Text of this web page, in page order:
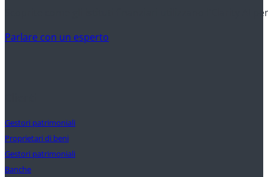
Scoprite come gli istituti finanziari utilizzano l'Clarity AI
Parlare con un esperto
Gestori patrimoniali
Proprietari di beni
Gestori patrimoniali
Banche